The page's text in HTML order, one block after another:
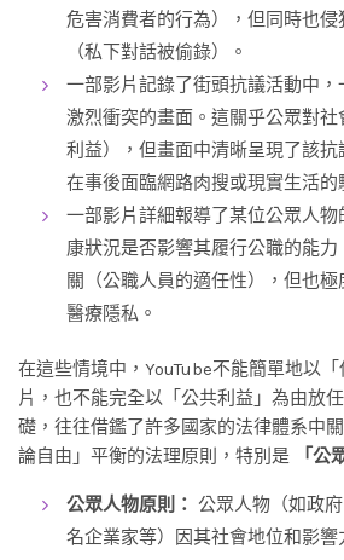
危害消費者的行為），但同時也
（私下對話被偷錄）。
一部影片記錄了街頭抗議活動中
激烈衝突的畫面。這關乎公眾對
利益），但畫面中清晰呈現了該
在事後面臨網路肉搜或現實生活的
一部影片詳細報導了某位公眾人
康狀況是否影響其履行公職的能
關（公職人員的適任性），但也
醫療隱私。
在這些情境中，YouTube不能簡單地以
片，也不能完全以「公共利益」為由放
礎，往往借鑑了許多國家的法律體系中
論自由」平衡的法理原則，特別是
「公
公眾人物原則： 公眾人物（如政
名企業家等）因其社會地位和影